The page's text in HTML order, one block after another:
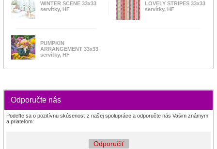
WINTER SCENE 33x33
servítky, HF
LOVELY STRIPES 33x33
servítky, HF
PUMPKIN
ARRANGEMENT 33x33
servítky, HF
Odporučte nás
Podeľte sa o pozitívnu skúsenosť z našej spolupráce a odporučte nás Vašim známym
a priateľom:
Odporučiť